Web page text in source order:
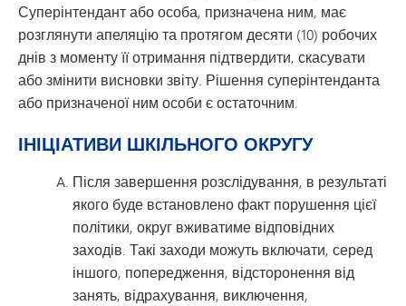
Суперінтендант або особа, призначена ним, має
розглянути апеляцію та протягом десяти (10) робочих
днів з моменту її отримання підтвердити, скасувати
або змінити висновки звіту. Рішення суперінтенданта
або призначеної ним особи є остаточним.
ІНІЦІАТИВИ ШКІЛЬНОГО ОКРУГУ
Після завершення розслідування, в результаті
якого буде встановлено факт порушення цієї
політики, округ вживатиме відповідних
заходів. Такі заходи можуть включати, серед
іншого, попередження, відсторонення від
занять, відрахування, виключення,